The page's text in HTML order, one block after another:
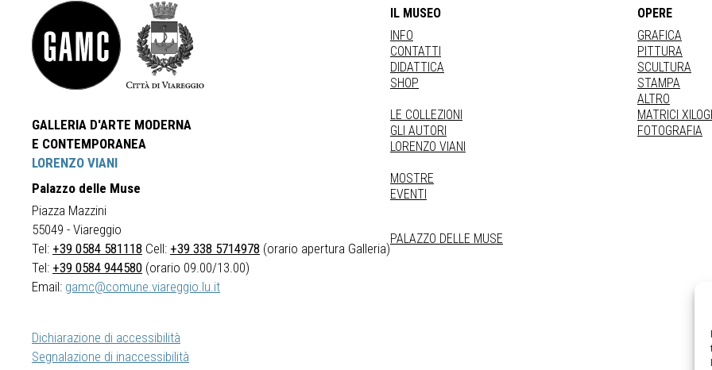
GALLERIA D'ARTE MODERNA
E CONTEMPORANEA
LORENZO VIANI
Palazzo delle Muse
Piazza Mazzini
55049 - Viareggio
Tel: +39 0584 581118 Cell: +39 338 5714978 (orario apertura Galleria)
Tel: +39 0584 944580 (orario 09.00/13.00)
Email: gamc@comune.viareggio.lu.it
Dichiarazione di accessibilità
Segnalazione di inaccessibilità
IL MUSEO
INFO
CONTATTI
DIDATTICA
SHOP
LE COLLEZIONI
GLI AUTORI
LORENZO VIANI
MOSTRE
EVENTI
PALAZZO DELLE MUSE
OPERE
GRAFICA
PITTURA
SCULTURA
STAMPA
ALTRO
MATRICI
FOTOGRAFIA